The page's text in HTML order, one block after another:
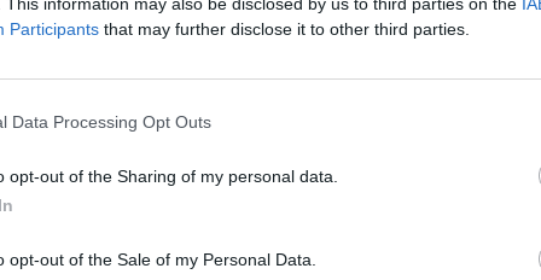
Participants that may further disclose it to other third parties.
Data Processing Opt Outs
opt-out of the Sharing of my personal data.
opt-out of the Sale of my Personal Data.
newsletter
Αποδέχομαι τουςόρους χρήσης